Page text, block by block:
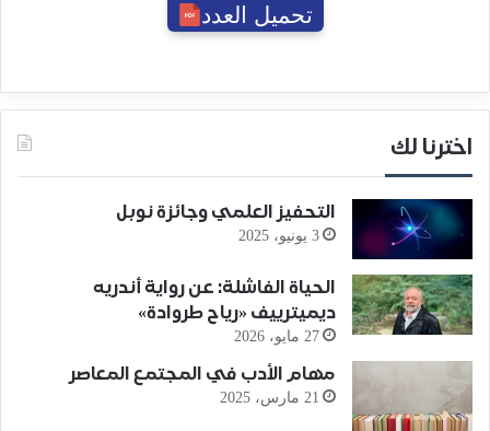
تحميل العدد
اخترنا لك
التحفيز العلمي وجائزة نوبل
3 يونيو، 2025
الحياة الفاشلة: عن رواية أندريه
ديميترييف «رياح طروادة»
27 مايو، 2026
مهام الأدب في المجتمع المعاصر
21 مارس، 2025